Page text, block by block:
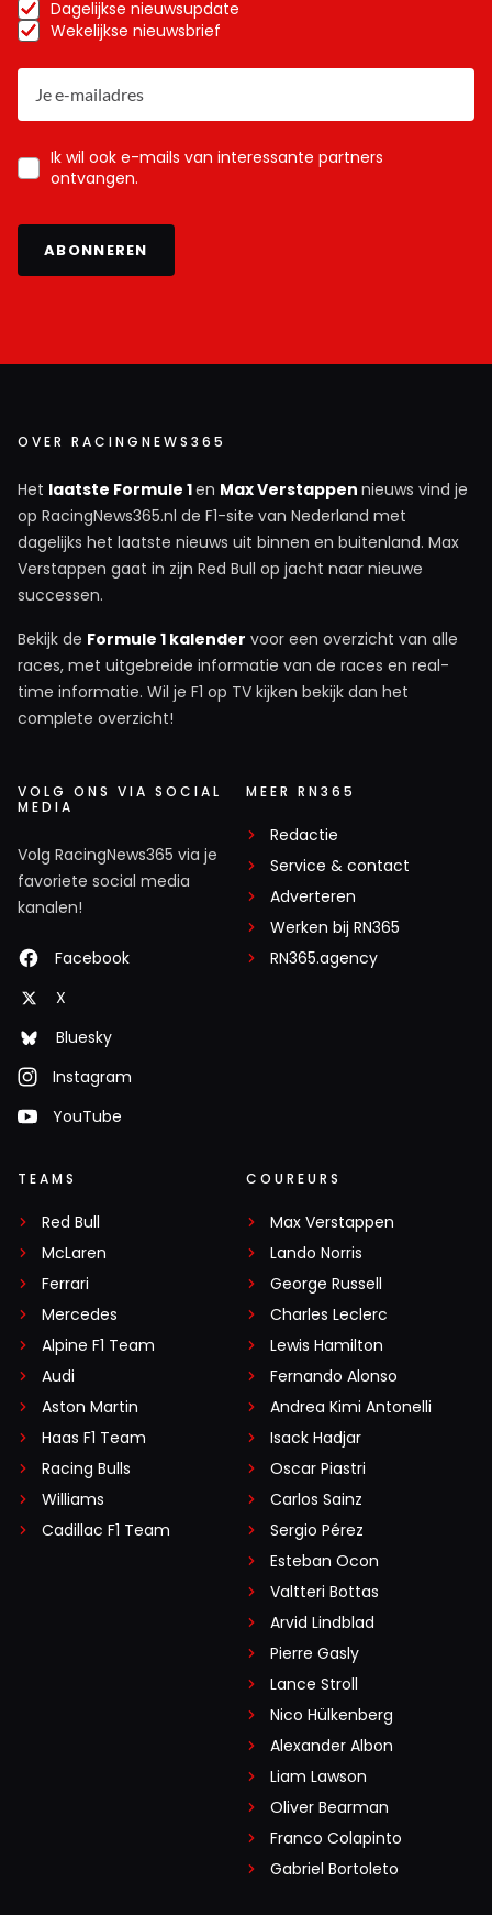
Dagelijkse nieuwsupdate
Wekelijkse nieuwsbrief
Ik wil ook e-mails van interessante partners
ontvangen.
ABONNEREN
OVER RACINGNEWS365
Het laatste Formule 1en Max Verstappen nieuws vind je
op RacingNews365.nl de F1-site van Nederland met
dagelijks het laatste nieuws uit binnen en buitenland. Max
Verstappen gaat in zijn Red Bull op jacht naar nieuwe
successen.
Bekijk de Formule 1 kalender voor een overzicht van alle
races, met uitgebreide informatie van de races en real-
time informatie. Wil je F1 op TV kijken bekijk dan het
complete overzicht!
VOLG ONS VIA SOCIAL
MEDIA
Volg RacingNews365 via je
favoriete social media
kanalen!
Facebook
X
Bluesky
Instagram
YouTube
MEER RN365
Redactie
Service & contact
Adverteren
Werken bij RN365
RN365.agency
TEAMS
Red Bull
McLaren
Ferrari
Mercedes
Alpine F1 Team
Audi
Aston Martin
Haas F1 Team
Racing Bulls
Williams
Cadillac F1 Team
COUREURS
Max Verstappen
Lando Norris
George Russell
Charles Leclerc
Lewis Hamilton
Fernando Alonso
Andrea Kimi Antonelli
Isack Hadjar
Oscar Piastri
Carlos Sainz
Sergio Pérez
Esteban Ocon
Valtteri Bottas
Arvid Lindblad
Pierre Gasly
Lance Stroll
Nico Hülkenberg
Alexander Albon
Liam Lawson
Oliver Bearman
Franco Colapinto
Gabriel Bortoleto